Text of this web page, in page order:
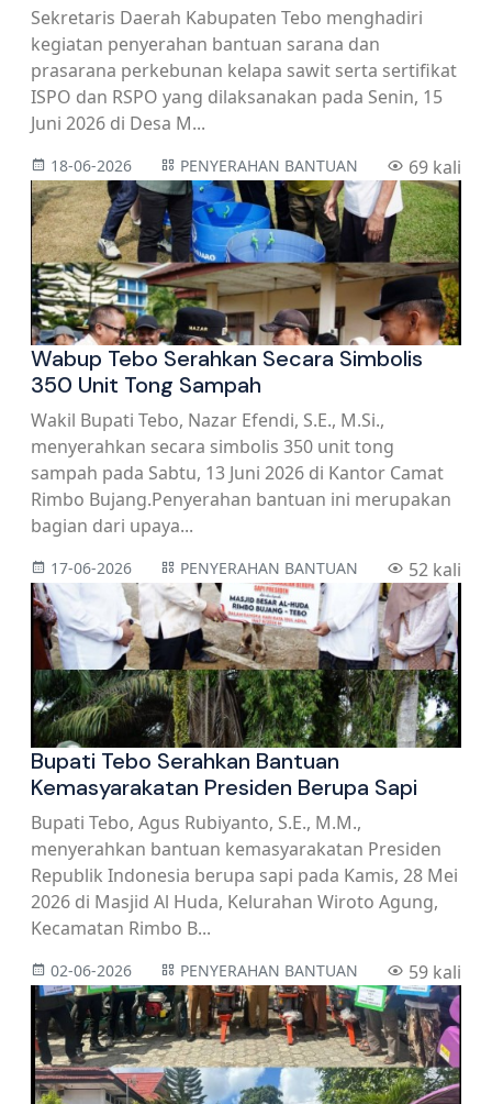
Sekretaris Daerah Kabupaten Tebo menghadiri
kegiatan penyerahan bantuan sarana dan
prasarana perkebunan kelapa sawit serta sertifikat
ISPO dan RSPO yang dilaksanakan pada Senin, 15
Juni 2026 di Desa M...
18-06-2026 PENYERAHAN BANTUAN 69 kali
Wabup Tebo Serahkan Secara Simbolis
350 Unit Tong Sampah
Wakil Bupati Tebo, Nazar Efendi, S.E., M.Si.,
menyerahkan secara simbolis 350 unit tong
sampah pada Sabtu, 13 Juni 2026 di Kantor Camat
Rimbo Bujang.Penyerahan bantuan ini merupakan
bagian dari upaya...
17-06-2026 PENYERAHAN BANTUAN 52 kali
Bupati Tebo Serahkan Bantuan
Kemasyarakatan Presiden Berupa Sapi
Bupati Tebo, Agus Rubiyanto, S.E., M.M.,
menyerahkan bantuan kemasyarakatan Presiden
Republik Indonesia berupa sapi pada Kamis, 28 Mei
2026 di Masjid Al Huda, Kelurahan Wiroto Agung,
Kecamatan Rimbo B...
02-06-2026 PENYERAHAN BANTUAN 59 kali